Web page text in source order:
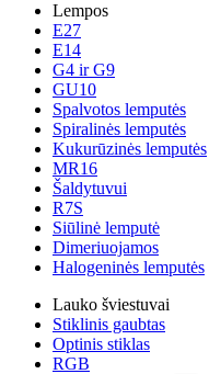
Lempos
E27
E14
G4 ir G9
GU10
Spalvotos lemputės
Spiralinės lemputės
Kukurūzinės lemputės
MR16
Šaldytuvui
R7S
Siūlinė lemputė
Dimeriuojamos
Halogeninės lemputės
Lauko šviestuvai
Stiklinis gaubtas
Optinis stiklas
RGB